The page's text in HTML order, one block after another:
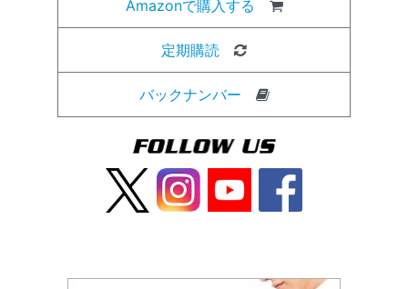
Amazonで購入する
定期購読
バックナンバー